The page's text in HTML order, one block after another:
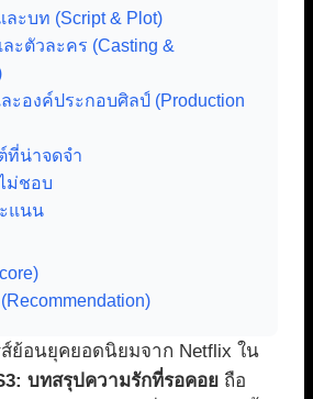
ละบท (Script & Plot)
ะตัวละคร (Casting &
ะองค์ประกอบศิลป์ (Production
ที่น่าจดจำ
ม่ชอบ
แนน
ย้อนยุคยอดนิยมจาก Netflix ใน
บทสรุปความรักที่รอคอย ถือ